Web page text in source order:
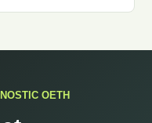
OETH